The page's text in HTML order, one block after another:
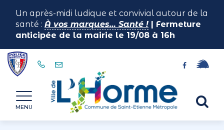
Un après-midi ludique et convivial autour de la
santé : À vos marques… Santé ! | Fermeture
anticipée de la mairie le 19/08 à 16h
Lien
compte
Facebook
Lien
compte
illiwap
MENU
Horme